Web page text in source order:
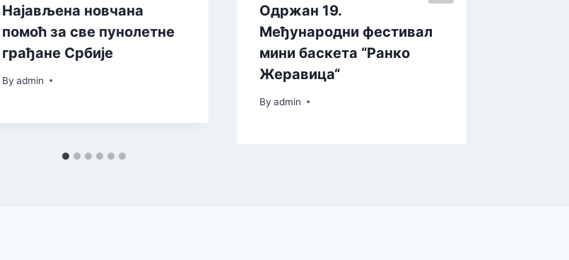
Најављена новчана
помоћ за све пунолетне
грађане Србије
By admin
Одржан 19.
Међународни фестивал
мини баскета “Ранко
Жеравица“
By admin